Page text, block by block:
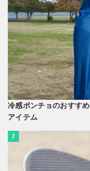
冷感ポンチョのおすす
アイテム
7